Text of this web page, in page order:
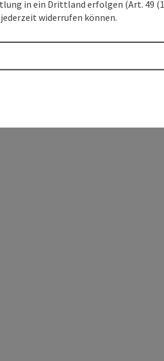
in ein Drittland erfolgen (Art. 49
widerrufen können.